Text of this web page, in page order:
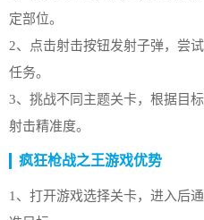
定部位。
2、点击射击按钮发射子弹，尝
任务。
3、挑战不同主题关卡，根据目
射击精准度。
疯狂枪战之王游戏优势
1、打开游戏选择关卡，进入后